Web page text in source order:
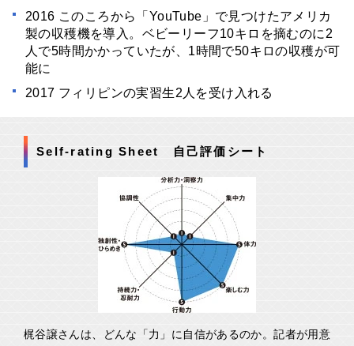
2016 このころから「YouTube」で見つけたアメリカ
製の収穫機を導入。ベビーリーフ10キロを摘むのに2
人で5時間かかっていたが、1時間で50キロの収穫が可
能に
2017 フィリピンの実習生2人を受け入れる
Self-rating Sheet 自己評価シート
梶谷譲さんは、どんな「力」に自信があるのか。記者が用意